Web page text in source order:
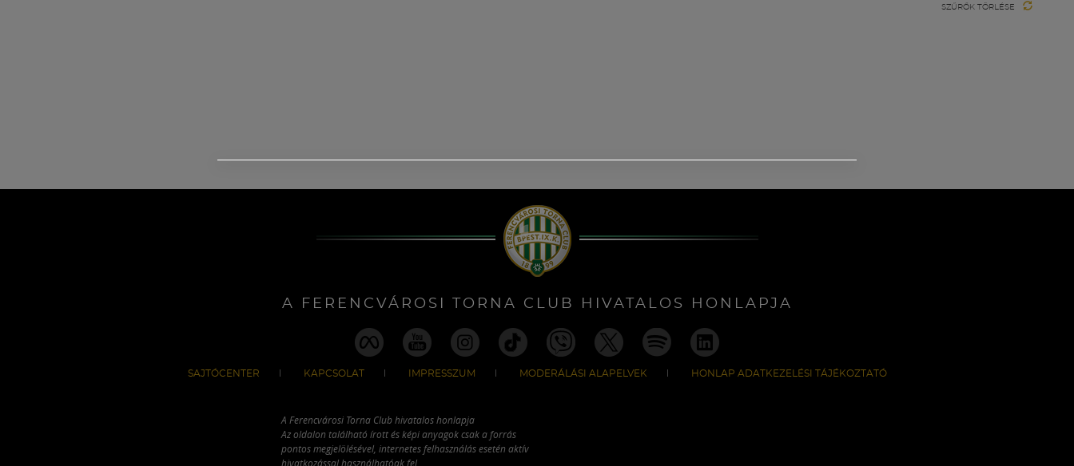
SZŰRŐK TÖRLÉSE
A FERENCVÁROSI TORNA CLUB HIVATALOS HONLAPJA
SAJTÓCENTER KAPCSOLAT IMPRESSZUM MODERÁLÁSI ALAPELVEK HONLAP ADATKEZELÉSI TÁJÉKOZTATÓ
A Ferencvárosi Torna Club hivatalos honlapja
Az oldalon található írott és képi anyagok csak a forrás
pontos megjelölésével, internetes felhasználás esetén aktív
hivatkozással használhatóak fel.